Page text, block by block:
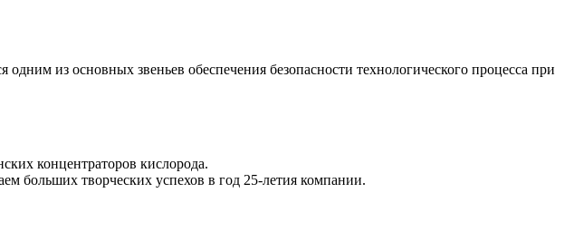
из основных звеньев обеспечения безопасности технологического процесса при
концентраторов кислорода.
больших творческих успехов в год 25-летия компании.